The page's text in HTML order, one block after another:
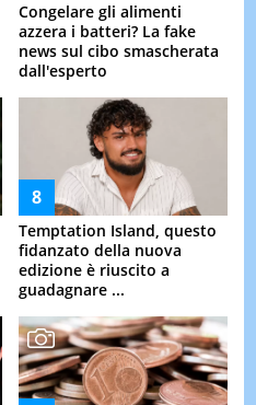
Congelare gli alimenti
azzera i batteri? La fake
news sul cibo smascherata
dall'esperto
Temptation Island, questo
fidanzato della nuova
edizione è riuscito a
guadagnare ...